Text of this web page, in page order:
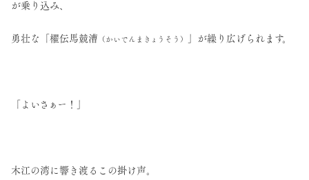
が乗り込み、
勇壮な「櫂伝馬競漕 （かいでんまきょうそう） 」が繰り広げられます。
「よいさぁー！」
木江の湾に響き渡るこの掛け声。